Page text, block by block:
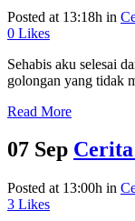
Posted at 13:18h in
0 Likes
Sehabis aku selesai
golongan yang tidak
Read More
07 Sep Cerita
Posted at 13:00h in
3 Likes